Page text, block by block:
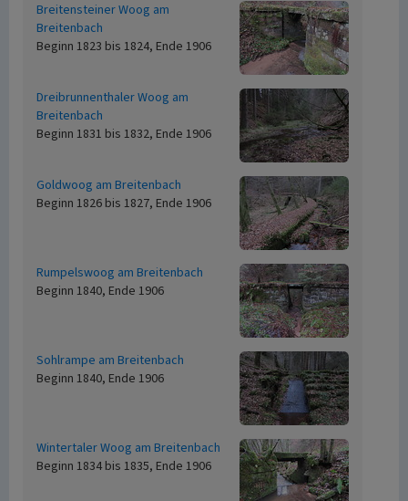
Breitensteiner Woog am
Breitenbach
Beginn 1823 bis 1824, Ende 1906
Dreibrunnenthaler Woog am
Breitenbach
Beginn 1831 bis 1832, Ende 1906
Goldwoog am Breitenbach
Beginn 1826 bis 1827, Ende 1906
Rumpelswoog am Breitenbach
Beginn 1840, Ende 1906
Sohlrampe am Breitenbach
Beginn 1840, Ende 1906
Wintertaler Woog am Breitenbach
Beginn 1834 bis 1835, Ende 1906